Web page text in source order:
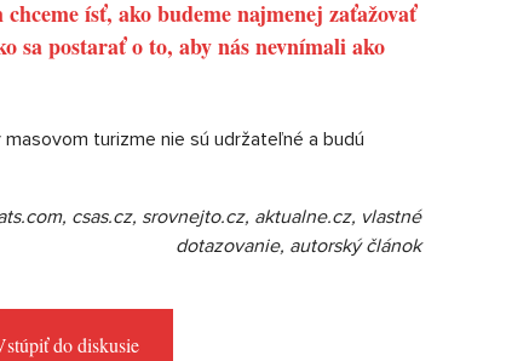
ísť, ako budeme najmenej zaťažovať
sa postarať o to, aby nás nevnímali ako
turizme nie sú udržateľné a budú
csas.cz, srovnejto.cz, aktualne.cz, vlastné
dotazovanie, autorský článok
do diskusie